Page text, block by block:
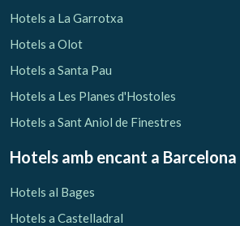
Hotels a La Garrotxa
Hotels a Olot
Hotels a Santa Pau
Hotels a Les Planes d'Hostoles
Hotels a Sant Aniol de Finestres
Hotels amb encant a Barcelona
Hotels al Bages
Hotels a Castelladral